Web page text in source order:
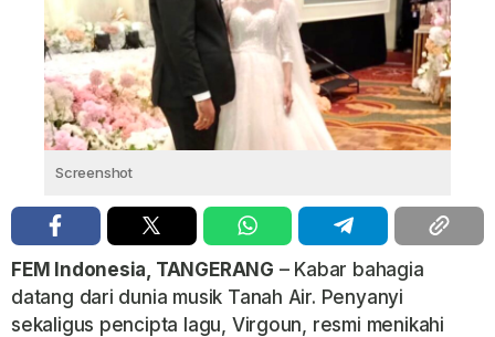
Screenshot
FEM Indonesia, TANGERANG – Kabar bahagia
datang dari dunia musik Tanah Air. Penyanyi
sekaligus pencipta lagu, Virgoun , resmi menikahi